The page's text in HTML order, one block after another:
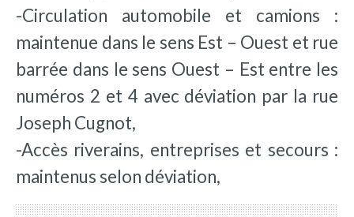
-Circulation automobile et camions :
maintenue dans le sens Est – Ouest et rue
barrée dans le sens Ouest – Est entre les
numéros 2 et 4 avec déviation par la rue
Joseph Cugnot,
-Accès riverains, entreprises et secours :
maintenus selon déviation,